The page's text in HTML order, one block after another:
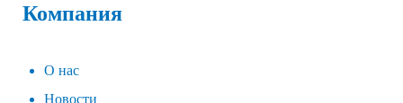
Компания
О нас
Новости